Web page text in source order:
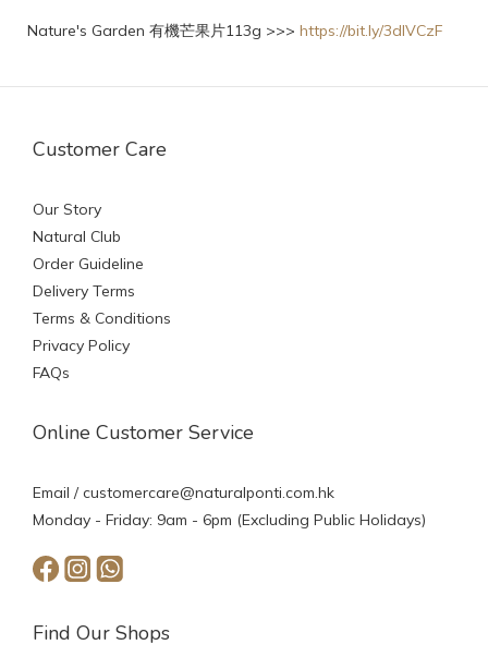
Nature's Garden 有機芒果片113g >>> https://bit.ly/3dIVCzF
Customer Care
Our Story
Natural Club
Order Guideline
Delivery Terms
Terms & Conditions
Privacy Policy
FAQs
Online Customer Service
Email /customercare@naturalponti.com.hk
Monday - Friday: 9am - 6pm (Excluding Public Holidays)
Find Our Shops